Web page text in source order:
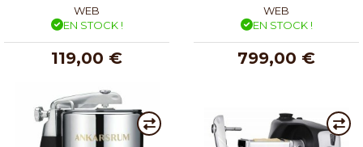
WEB
EN STOCK !
119,00 €
WEB
EN STOCK !
799,00 €